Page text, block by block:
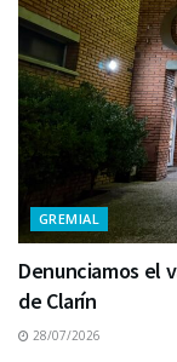
GREMIAL
Denunciamos el
de Clarín
28/07/2026